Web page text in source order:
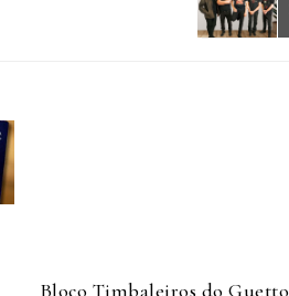
Bloco Timbaleiros do Guetto